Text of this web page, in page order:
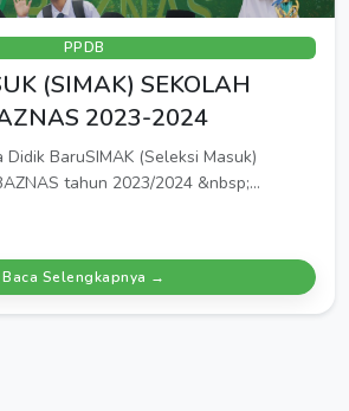
PPDB
(SIMAK) SEKOLAH
2023-2024
BaruSIMAK (Seleksi Masuk)
tahun 2023/2024 &nbsp;...
Baca Selengkapnya →